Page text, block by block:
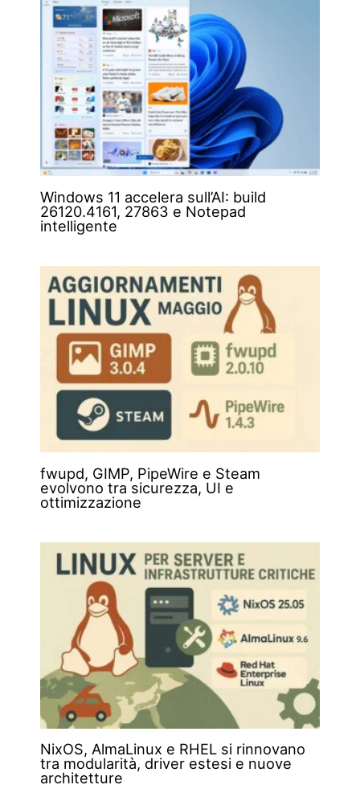
Windows 11 accelera sull’AI: build
26120.4161, 27863 e Notepad
intelligente
fwupd, GIMP, PipeWire e Steam
evolvono tra sicurezza, UI e
ottimizzazione
NixOS, AlmaLinux e RHEL si rinnovano
tra modularità, driver estesi e nuove
architetture